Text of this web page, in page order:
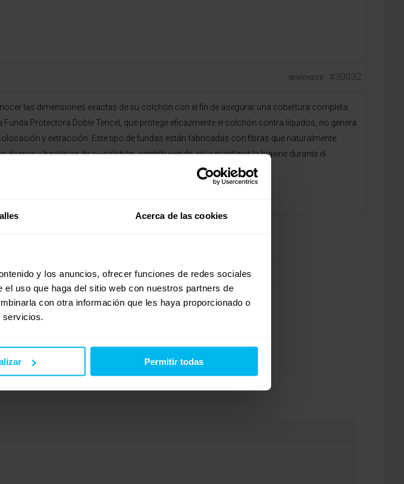
Acerca de las cookies
y los anuncios, ofrecer funciones de redes sociales
uso que haga del sitio web con nuestros partners de
con otra información que les haya proporcionado o
Permitir todas
#30032
RESPONDER
las dimensiones exactas de su colchón con el fin de asegurar una cobertura completa.
Protectora Doble Tencel, que protege eficazmente el colchón contra líquidos, no genera
y extracción. Este tipo de fundas están fabricadas con fibras que naturalmente
ácaros y bacterias de su colchón, contribuyendo así a mantener la higiene durante el